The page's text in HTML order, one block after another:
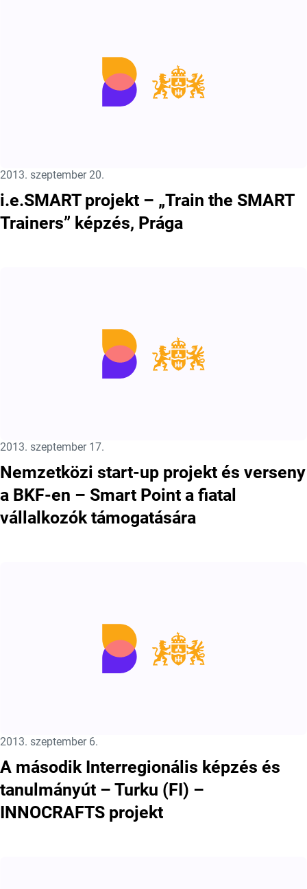
Közzétéve:
2013. szeptember 20.
i.e.SMART projekt – „Train the SMART
Trainers” képzés, Prága
Közzétéve:
2013. szeptember 17.
Nemzetközi start-up projekt és verseny
a BKF-en – Smart Point a fiatal
vállalkozók támogatására
Közzétéve:
2013. szeptember 6.
A második Interregionális képzés és
tanulmányút – Turku (FI) –
INNOCRAFTS projekt